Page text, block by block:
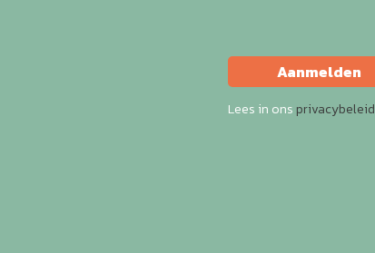
Aanmelden
Lees in ons privacybeleid